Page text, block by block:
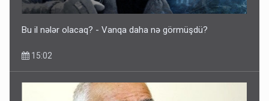
Bu il nələr olacaq? - Vanqa daha nə görmüşdü?
15:02